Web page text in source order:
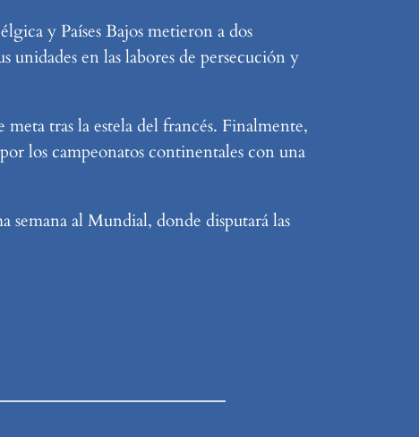
y Países Bajos metieron a dos
unidades en las labores de persecución y
tras la estela del francés. Finalmente,
los campeonatos continentales con una
semana al Mundial, donde disputará las